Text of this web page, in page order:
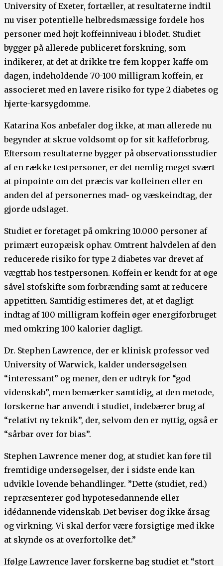
University of Exeter, fortæller, at resultaterne indtil
nu viser potentielle helbredsmæssige fordele hos
personer med højt koffeinniveau i blodet. Studiet
bygger på allerede publiceret forskning, som
indikerer, at det at drikke tre-fem kopper kaffe om
dagen, indeholdende 70-100 milligram koffein, er
associeret med en lavere risiko for type 2 diabetes og
hjerte-karsygdomme.
Katarina Kos anbefaler dog ikke, at man allerede nu
begynder at skrue voldsomt op for sit kaffeforbrug.
Eftersom resultaterne bygger på observationsstudier
af en række testpersoner, er det nemlig meget svært
at pinpointe om det præcis var koffeinen eller en
anden del af personernes mad- og væskeindtag, der
gjorde udslaget.
Studiet er foretaget på omkring 10.000 personer af
primært europæisk ophav. Omtrent halvdelen af den
reducerede risiko for type 2 diabetes var drevet af
vægttab hos testpersonen. Koffein er kendt for at øge
såvel stofskifte som forbrænding samt at reducere
appetitten. Samtidig estimeres det, at et dagligt
indtag af 100 milligram koffein øger energiforbruget
med omkring 100 kalorier dagligt.
Dr. Stephen Lawrence, der er klinisk professor ved
University of Warwick, kalder undersøgelsen
“interessant” og mener, den er udtryk for “god
videnskab”, men bemærker samtidig, at den metode,
forskerne har anvendt i studiet, indebærer brug af
“relativt ny teknik”, der, selvom den er nyttig, også er
“sårbar over for bias”.
Stephen Lawrence mener dog, at studiet kan føre til
fremtidige undersøgelser, der i sidste ende kan
udvikle lovende behandlinger. ”Dette (studiet, red.)
repræsenterer god hypotesedannende eller
idédannende videnskab. Det beviser dog ikke årsag
og virkning. Vi skal derfor være forsigtige med ikke
at skynde os at overfortolke det.”
Ifølge Lawrence laver forskerne bag studiet et “stort